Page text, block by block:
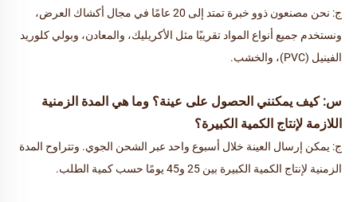
الفينيل (PVC)، والخشب.
اللازمة لإنتاج الكمية الكبيرة؟
الزمنية لإنتاج الكمية الكبيرة بين 25 و45 يومًا حسب كمية الطلب.